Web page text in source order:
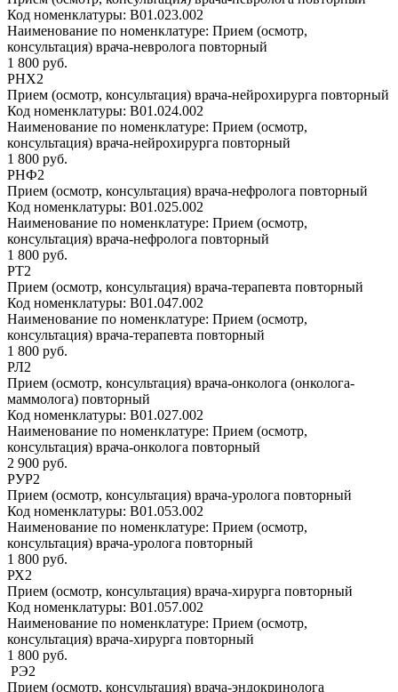
Код номенклатуры: B01.023.002
Наименование по номенклатуре: Прием (осмотр,
консультация) врача-невролога повторный
1 800 руб.
РНХ2
Прием (осмотр, консультация) врача-нейрохирурга повторный
Код номенклатуры: B01.024.002
Наименование по номенклатуре: Прием (осмотр,
консультация) врача-нейрохирурга повторный
1 800 руб.
РНФ2
Прием (осмотр, консультация) врача-нефролога повторный
Код номенклатуры: B01.025.002
Наименование по номенклатуре: Прием (осмотр,
консультация) врача-нефролога повторный
1 800 руб.
РТ2
Прием (осмотр, консультация) врача-терапевта повторный
Код номенклатуры: B01.047.002
Наименование по номенклатуре: Прием (осмотр,
консультация) врача-терапевта повторный
1 800 руб.
РЛ2
Прием (осмотр, консультация) врача-онколога (онколога-
маммолога) повторный
Код номенклатуры: B01.027.002
Наименование по номенклатуре: Прием (осмотр,
консультация) врача-онколога повторный
2 900 руб.
РУР2
Прием (осмотр, консультация) врача-уролога повторный
Код номенклатуры: B01.053.002
Наименование по номенклатуре: Прием (осмотр,
консультация) врача-уролога повторный
1 800 руб.
РХ2
Прием (осмотр, консультация) врача-хирурга повторный
Код номенклатуры: B01.057.002
Наименование по номенклатуре: Прием (осмотр,
консультация) врача-хирурга повторный
1 800 руб.
РЭ2
Прием (осмотр, консультация) врача-эндокринолога